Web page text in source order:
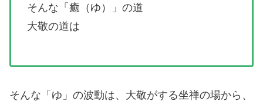
そんな「癒（ゆ）」の道
大敬の道は
そんな「ゆ」の波動は、大敬がする坐禅の場から、